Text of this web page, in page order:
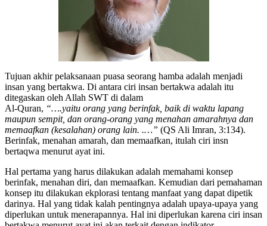
Tujuan akhir pelaksanaan puasa seorang hamba adalah menjadi
insan yang bertakwa. Di antara ciri insan bertakwa adalah itu
ditegaskan oleh Allah SWT di dalam
Al-Quran, “….yaitu orang yang berinfak, baik di waktu lapang
maupun sempit, dan orang-orang yang menahan amarahnya dan
memaafkan (kesalahan) orang lain. .…” (QS Ali Imran, 3:134).
Berinfak, menahan amarah, dan memaafkan, itulah ciri insn
bertaqwa menurut ayat ini.
Hal pertama yang harus dilakukan adalah memahami konsep
berinfak, menahan diri, dan memaafkan. Kemudian dari pemahaman
konsep itu dilakukan ekplorasi tentang manfaat yang dapat dipetik
darinya. Hal yang tidak kalah pentingnya adalah upaya-upaya yang
diperlukan untuk menerapannya. Hal ini diperlukan karena ciri insan